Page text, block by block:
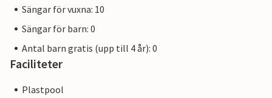
Sängar för vuxna: 10
Sängar för barn: 0
Antal barn gratis (upp till 4 år): 0
Faciliteter
Plastpool